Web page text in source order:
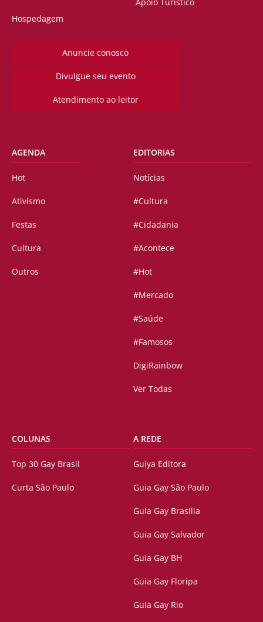
Hospedagem
Apoio Turístico
Anuncie conosco
Divulgue seu evento
Atendimento ao leitor
AGENDA
Hot
Ativismo
Festas
Cultura
Outros
EDITORIAS
Notícias
#Cultura
#Cidadania
#Acontece
#Hot
#Mercado
#Saúde
#Famosos
DigiRainbow
Ver Todas
COLUNAS
Top 30 Gay Brasil
Curta São Paulo
A REDE
Guiya Editora
Guia Gay São Paulo
Guia Gay Brasilia
Guia Gay Salvador
Guia Gay BH
Guia Gay Floripa
Guia Gay Rio